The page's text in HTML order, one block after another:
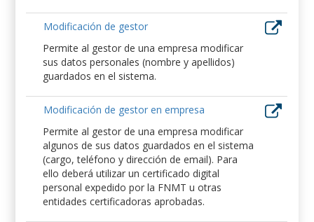
Modificación de gestor
Permite al gestor de una empresa modificar
sus datos personales (nombre y apellidos)
guardados en el sistema.
Modificación de gestor en empresa
Permite al gestor de una empresa modificar
algunos de sus datos guardados en el sistema
(cargo, teléfono y dirección de email). Para
ello deberá utilizar un certificado digital
personal expedido por la FNMT u otras
entidades certificadoras aprobadas.